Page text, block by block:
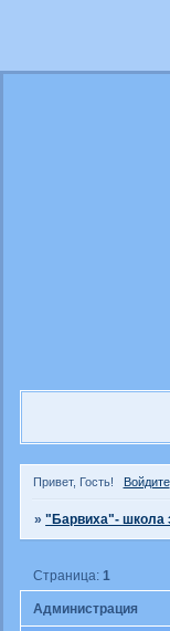
Привет, Гость! Войдите
»"Барвиха"- школа
Администрация
Страница: 1